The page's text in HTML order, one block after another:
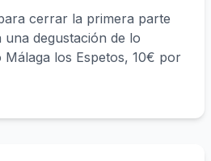
cerrar la primera parte
degustación de lo
los Espetos, 10€ por